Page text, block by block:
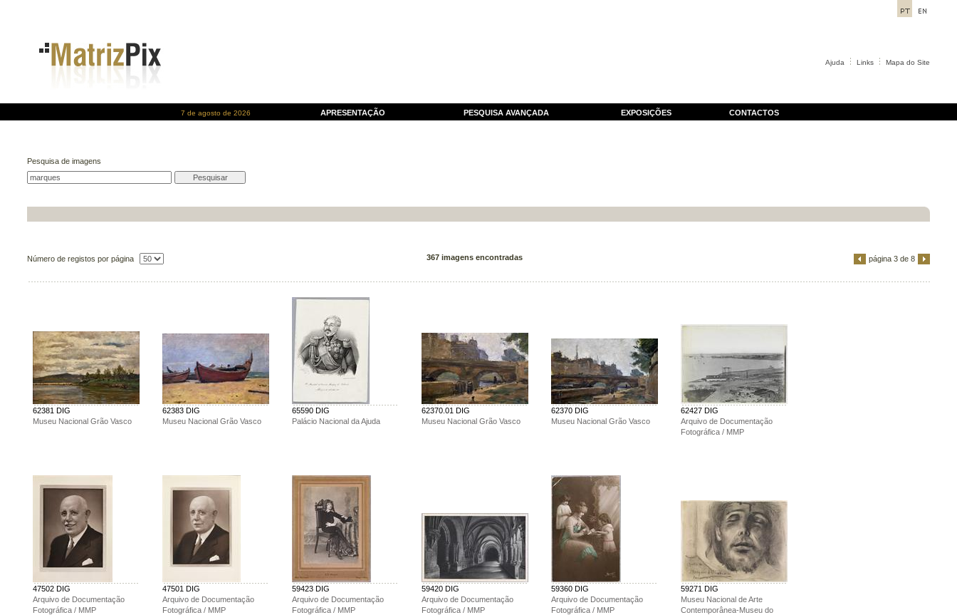
Ajuda Links Mapa do Site
7 de agosto de 2026 APRESENTAÇÃO PESQUISA AVANÇADA EXPOSIÇÕES CONTACTOS
Pesquisa de imagens
Número de registos por página 367 imagens encontradas página 3 de 8
62381 DIG
Museu Nacional Grão Vasco
62383 DIG
Museu Nacional Grão Vasco
65590 DIG
Palácio Nacional da Ajuda
62370.01 DIG
Museu Nacional Grão Vasco
62370 DIG
Museu Nacional Grão Vasco
62427 DIG
Arquivo de Documentação
Fotográfica / MMP
47502 DIG
Arquivo de Documentação
Fotográfica / MMP
47501 DIG
Arquivo de Documentação
Fotográfica / MMP
59423 DIG
Arquivo de Documentação
Fotográfica / MMP
59420 DIG
Arquivo de Documentação
Fotográfica / MMP
59360 DIG
Arquivo de Documentação
Fotográfica / MMP
59271 DIG
Museu Nacional de Arte
Contemporânea-Museu do